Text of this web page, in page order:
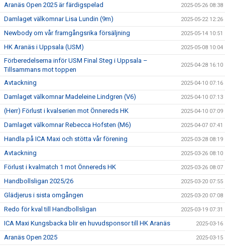
Aranäs Open 2025 är färdigspelad 2025-05-26 08:38
Damlaget välkomnar Lisa Lundin (9m) 2025-05-22 12:26
Newbody om vår framgångsrika försäljning 2025-05-14 10:51
HK Aranäs i Uppsala (USM) 2025-05-08 10:04
Förberedelserna inför USM Final Steg i Uppsala –
Tillsammans mot toppen
2025-04-28 16:10
Avtackning 2025-04-10 07:16
Damlaget välkomnar Madeleine Lindgren (V6) 2025-04-10 07:13
(Herr) Förlust i kvalserien mot Önnereds HK 2025-04-10 07:09
Damlaget välkomnar Rebecca Hofsten (M6) 2025-04-07 07:41
Handla på ICA Maxi och stötta vår förening 2025-03-28 08:19
Avtackning 2025-03-26 08:10
Förlust i kvalmatch 1 mot Önnereds HK 2025-03-26 08:07
Handbollsligan 2025/26 2025-03-20 07:55
Glädjerus i sista omgången 2025-03-20 07:08
Redo för kval till Handbollsligan 2025-03-19 07:31
ICA Maxi Kungsbacka blir en huvudsponsor till HK Aranäs 2025-03-16
Aranäs Open 2025 2025-03-15